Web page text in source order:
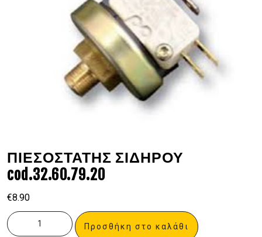
ΠΙΕΣΟΣΤΑΤΗΣ ΣΙΔΗΡΟΥ
cod.32.60.79.20
€8.90
Προσθήκη στο καλάθι